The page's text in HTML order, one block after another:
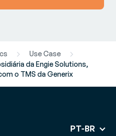
Use Case
da Engie Solutions,
o TMS da Generix
PT-BR